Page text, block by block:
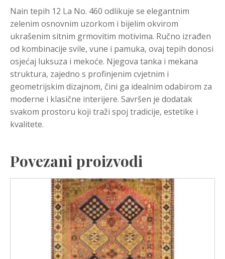
Nain tepih 12 La No. 460 odlikuje se elegantnim
zelenim osnovnim uzorkom i bijelim okvirom
ukrašenim sitnim grmovitim motivima. Ručno izrađen
od kombinacije svile, vune i pamuka, ovaj tepih donosi
osjećaj luksuza i mekoće. Njegova tanka i mekana
struktura, zajedno s profinjenim cvjetnim i
geometrijskim dizajnom, čini ga idealnim odabirom za
moderne i klasične interijere. Savršen je dodatak
svakom prostoru koji traži spoj tradicije, estetike i
kvalitete.
Povezani proizvodi